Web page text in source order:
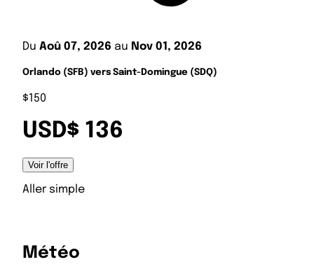
Du Aoû 07, 2026 au Nov 01, 2026
Orlando (SFB) vers Saint-Domingue (SDQ)
$150
USD$ 136
Voir l'offre
Aller simple
Météo